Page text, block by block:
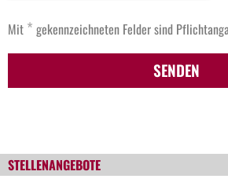
Mit * gekennzeichneten Felder sind
SENDEN
STELLENANGEBOTE